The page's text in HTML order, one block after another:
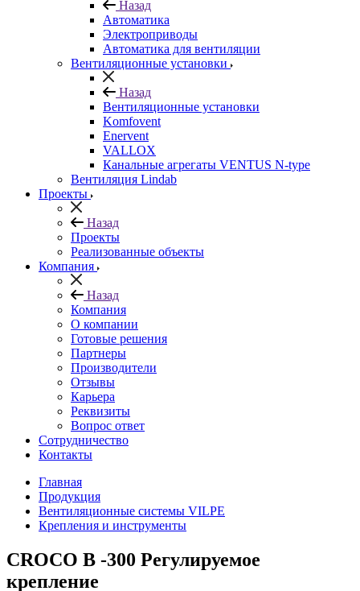
Назад
Автоматика
Электроприводы
Автоматика для вентиляции
Вентиляционные установки
Назад
Вентиляционные установки
Komfovent
Enervent
VALLOX
Канальные агрегаты VENTUS N-type
Вентиляция Lindab
Проекты
Назад
Проекты
Реализованные объекты
Компания
Назад
Компания
О компании
Готовые решения
Партнеры
Производители
Отзывы
Карьера
Реквизиты
Вопрос ответ
Сотрудничество
Контакты
Главная
Продукция
Вентиляционные системы VILPE
Крепления и инструменты
CROCO В -300 Регулируемое
крепление